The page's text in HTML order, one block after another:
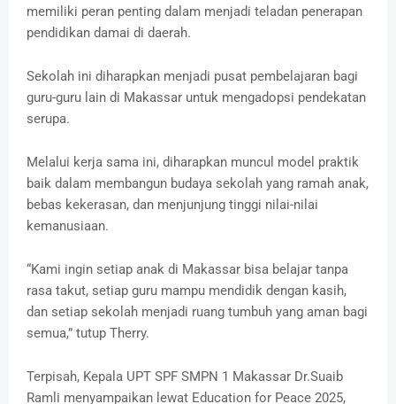
memiliki peran penting dalam menjadi teladan penerapan
pendidikan damai di daerah.
Sekolah ini diharapkan menjadi pusat pembelajaran bagi
guru-guru lain di Makassar untuk mengadopsi pendekatan
serupa.
Melalui kerja sama ini, diharapkan muncul model praktik
baik dalam membangun budaya sekolah yang ramah anak,
bebas kekerasan, dan menjunjung tinggi nilai-nilai
kemanusiaan.
“Kami ingin setiap anak di Makassar bisa belajar tanpa
rasa takut, setiap guru mampu mendidik dengan kasih,
dan setiap sekolah menjadi ruang tumbuh yang aman bagi
semua,” tutup Therry.
Terpisah, Kepala UPT SPF SMPN 1 Makassar Dr.Suaib
Ramli menyampaikan lewat Education for Peace 2025,